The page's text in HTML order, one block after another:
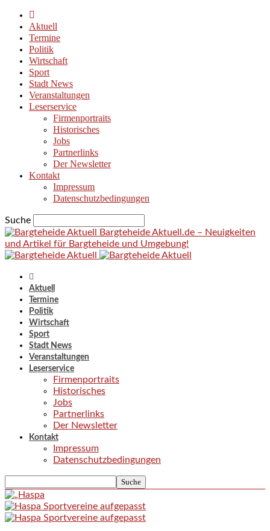
Aktuell
Termine
Politik
Wirtschaft
Sport
Stadt News
Veranstaltungen
Leserservice
Firmenportraits
Historisches
Jobs
Partnerlinks
Der Newsletter
Kontakt
Impressum
Datenschutzbedingungen
Suche
Bargteheide Aktuell.de – Neuigkeiten
und Artikel für Bargteheide und Umgebung!
Aktuell
Termine
Politik
Wirtschaft
Sport
Stadt News
Veranstaltungen
Leserservice
Firmenportraits
Historisches
Jobs
Partnerlinks
Der Newsletter
Kontakt
Impressum
Datenschutzbedingungen